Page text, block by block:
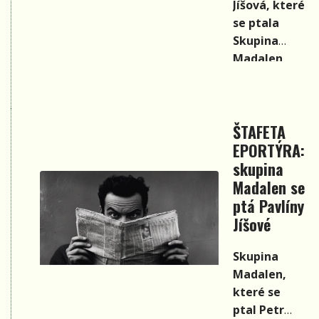
Kocman, se
ptá skupiny
Ladybirds
Jíšová, které
se ptala
Skupina
Madalen,
kterého
s ptala Věra
Martinová a
které se
ptal Petr
Kocman, se
ptá své
dcery Adély
Bohadlové.
ŠTAFETA
EPORTÝRA:
skupina
Madalen se
ptá Pavlíny
Jíšové
Skupina
Madalen,
které se
ptal Petr